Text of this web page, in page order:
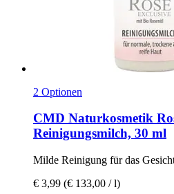
2 Optionen
CMD Naturkosmetik
Reinigungsmilch, 30 ml
Milde Reinigung für das
€ 3,99 (€ 133,00 / l)